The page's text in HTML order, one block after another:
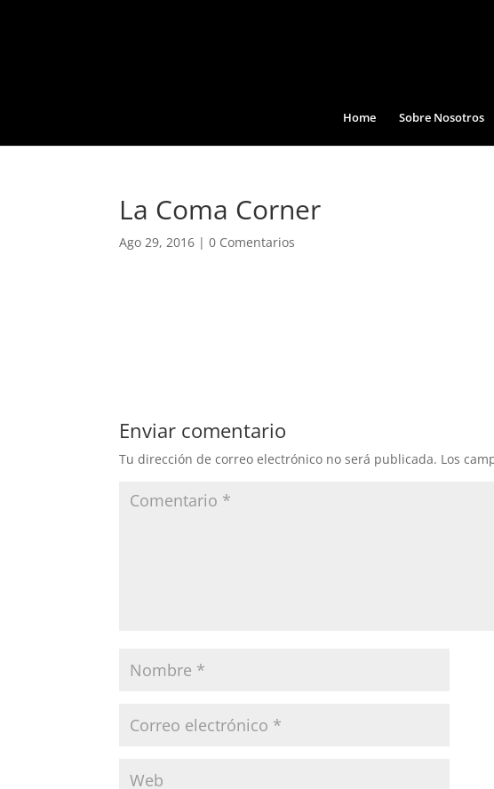
Home Sobre Nosotros
La Coma Corner
Ago 29, 2016 |0 Comentarios
Enviar comentario
Tu dirección de correo electrónico no será publicada. Los